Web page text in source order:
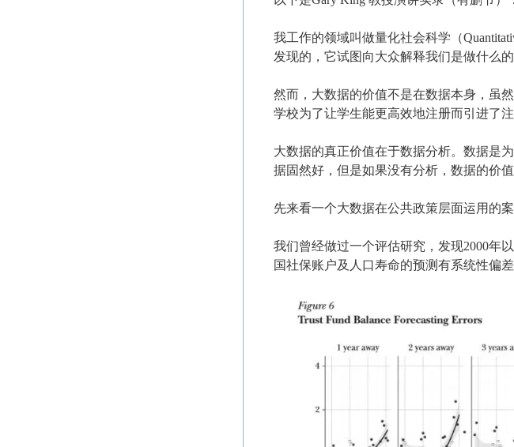
我工作的领域叫做量化社会科学（
发现的，它试图向大众解释我们是做什么
然而，大数据的价值不是在数据本身，虽
学校为了让学生能更高效地注册而引进了
大数据的真正价值在于数据分析。数据是
据固然好，但是如果没有分析，数据的价值
先来看一个大数据在公共政策层面运用的案
我们曾经做过一个评估研究，发现2000年
国社保账户及人口寿命的预测有系统性偏差